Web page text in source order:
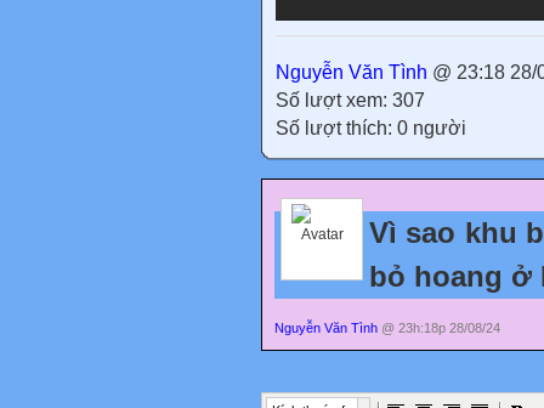
Nguyễn Văn Tình @ 23:18 28/
Số lượt xem: 307
Số lượt thích: 0 người
Vì sao khu
bỏ hoang ở
Nguyễn Văn Tình @ 23h:18p 28/08/24